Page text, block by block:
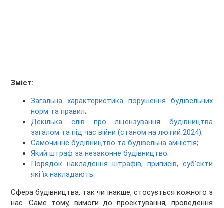
Зміст:
Загальна характеристика порушення будівельних
норм та правил;
Декілька слів про ліцензування будівництва
загалом та під час війни (станом на лютий 2024);
Самочинне будівництво та будівельна амністія;
Який штраф за незаконне будівництво;
Порядок накладення штрафів, приписів, суб’єкти
які їх накладають.
Сфера будівництва, так чи інакше, стосується кожного з
нас. Саме тому, вимоги до проектування, проведення